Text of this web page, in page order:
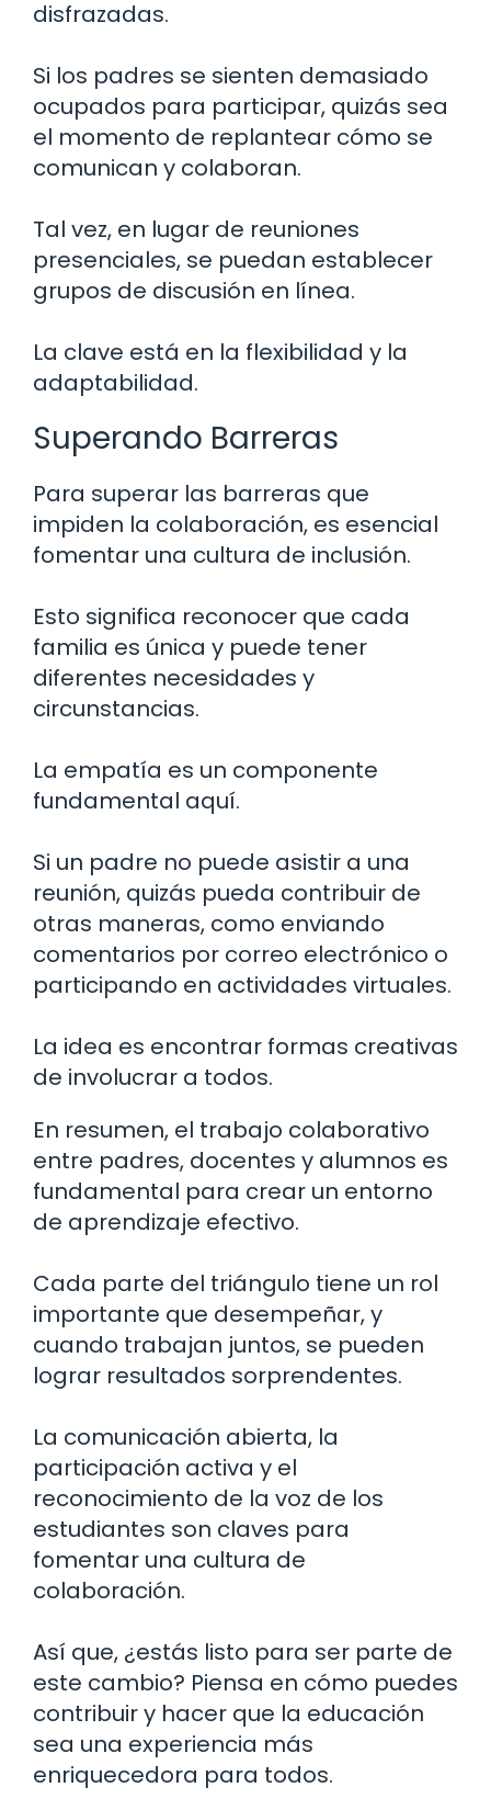
disfrazadas.
Si los padres se sienten demasiado
ocupados para participar, quizás sea
el momento de replantear cómo se
comunican y colaboran.
Tal vez, en lugar de reuniones
presenciales, se puedan establecer
grupos de discusión en línea.
La clave está en la flexibilidad y la
adaptabilidad.
Superando Barreras
Para superar las barreras que
impiden la colaboración, es esencial
fomentar una cultura de inclusión.
Esto significa reconocer que cada
familia es única y puede tener
diferentes necesidades y
circunstancias.
La empatía es un componente
fundamental aquí.
Si un padre no puede asistir a una
reunión, quizás pueda contribuir de
otras maneras, como enviando
comentarios por correo electrónico o
participando en actividades virtuales.
La idea es encontrar formas creativas
de involucrar a todos.
En resumen, el trabajo colaborativo
entre padres, docentes y alumnos es
fundamental para crear un entorno
de aprendizaje efectivo.
Cada parte del triángulo tiene un rol
importante que desempeñar, y
cuando trabajan juntos, se pueden
lograr resultados sorprendentes.
La comunicación abierta, la
participación activa y el
reconocimiento de la voz de los
estudiantes son claves para
fomentar una cultura de
colaboración.
Así que, ¿estás listo para ser parte de
este cambio? Piensa en cómo puedes
contribuir y hacer que la educación
sea una experiencia más
enriquecedora para todos.